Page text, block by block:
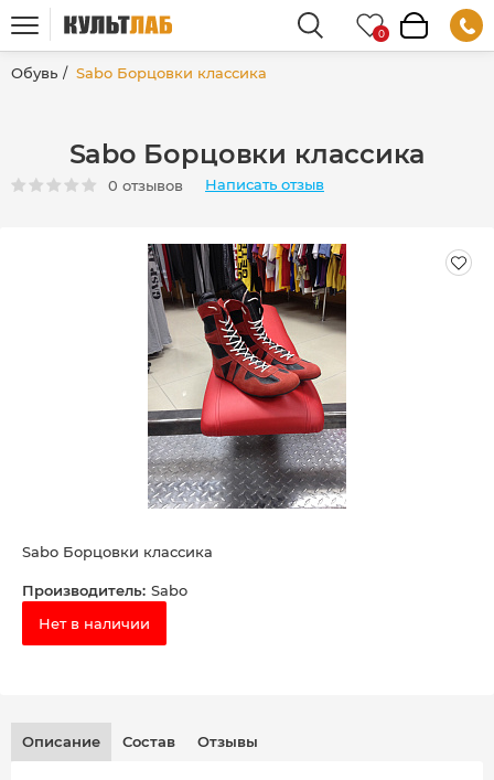
Обувь Sabo Борцовки классика
Sabo Борцовки классика
0 отзывов Написать отзыв
Sabo Борцовки классика
Производитель: Sabo
Нет в наличии
Описание Состав Отзывы